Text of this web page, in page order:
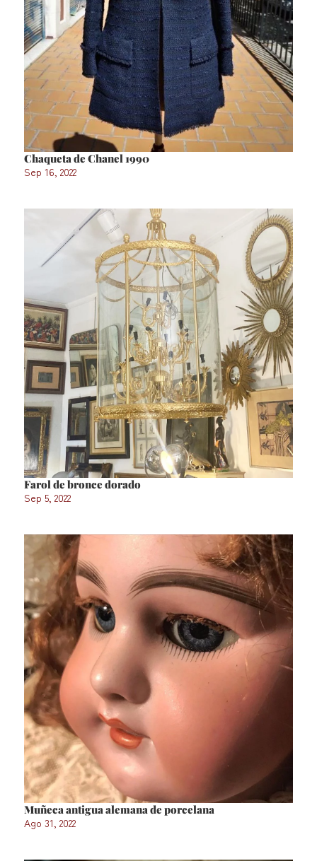
Chaqueta de Chanel 1990
Sep 16, 2022
Farol de bronce dorado
Sep 5, 2022
Muñeca antigua alemana de porcelana
Ago 31, 2022